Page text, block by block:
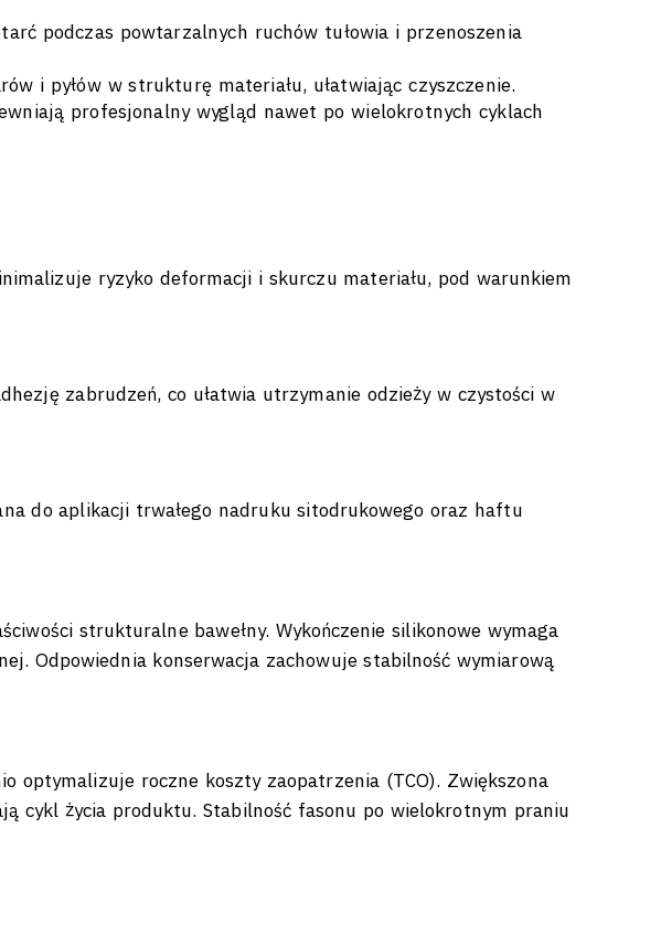
podczas powtarzalnych ruchów tułowia i przenoszenia
i pyłów w strukturę materiału, ułatwiając czyszczenie.
profesjonalny wygląd nawet po wielokrotnych cyklach
ryzyko deformacji i skurczu materiału, pod warunkiem
zabrudzeń, co ułatwia utrzymanie odzieży w czystości w
do aplikacji trwałego nadruku sitodrukowego oraz haftu
strukturalne bawełny. Wykończenie silikonowe wymaga
Odpowiednia konserwacja zachowuje stabilność wymiarową
optymalizuje roczne koszty zaopatrzenia (TCO). Zwiększona
cykl życia produktu. Stabilność fasonu po wielokrotnym praniu